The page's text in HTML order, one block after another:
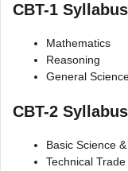
CBT-1 Syllabus
Mathematics
Reasoning
General
CBT-2 Syllabus
Basic Science
Technical